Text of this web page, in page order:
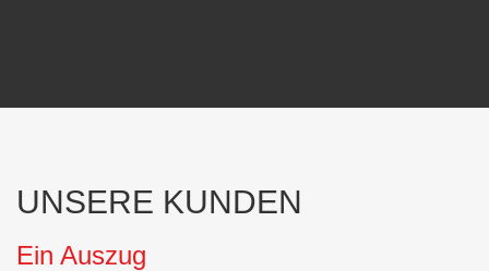
UNSERE KUNDEN
Ein Auszug